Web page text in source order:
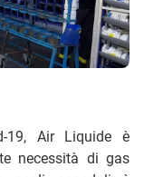
19, Air Liquide è
necessità di gas